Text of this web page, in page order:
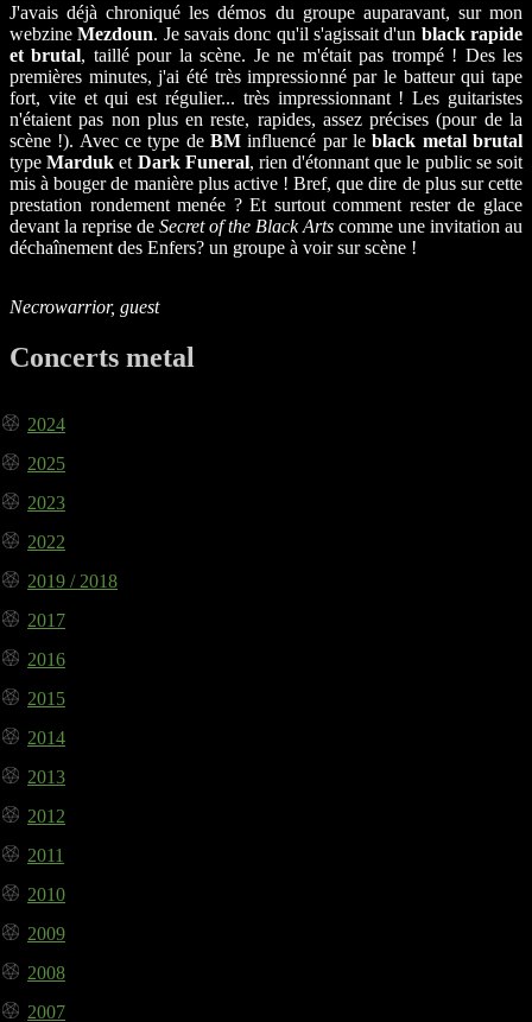
J'avais déjà chroniqué les démos du groupe auparavant, sur mon
webzineMezdoun. Je savais donc qu'il s'agissait d'un black rapide
et brutal, taillé pour la scène. Je ne m'était pas trompé ! Des les
premières minutes, j'ai été très impressionné par le batteur qui tape
fort, vite et qui est régulier... très impressionnant ! Les guitaristes
n'étaient pas non plus en reste, rapides, assez précises (pour de la
scène !). Avec ce type de BM influencé par leblack metal brutal
typeMarduk et Dark Funeral, rien d'étonnant que le public se soit
mis à bouger de manière plus active ! Bref, que dire de plus sur cette
prestation rondement menée ? Et surtout comment rester de glace
devant la reprise de Secret of the Black Arts comme une invitation au
déchaînement des Enfers? un groupe à voir sur scène !
Necrowarrior, guest
Concerts metal
2024
2025
2023
2022
2019 / 2018
2017
2016
2015
2014
2013
2012
2011
2010
2009
2008
2007